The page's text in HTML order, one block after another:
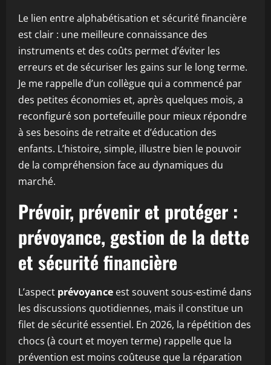
Le lien entre alphabétisation et sécurité financière
est clair : une meilleure connaissance des
instruments et des coûts permet d’éviter les
erreurs et de sécuriser les gains sur le long terme.
Je me rappelle d’un collègue qui a commencé par
des petites économies et, après quelques mois, a
reconfiguré son portefeuille pour mieux répondre
à ses besoins de retraite et d’éducation des
enfants. L’histoire, simple, illustre bien le pouvoir
de la compréhension face au dynamiques du
marché.
Prévoir, prévenir et protéger :
prévoyance, gestion de la dette
et sécurité financière
L’aspect prévoyance est souvent sous-estimé dans
les discussions quotidiennes, mais il constitue un
filet de sécurité essentiel. En 2026, la répétition des
chocs (à court et moyen terme) rappelle que la
prévention est moins coûteuse que la réparation